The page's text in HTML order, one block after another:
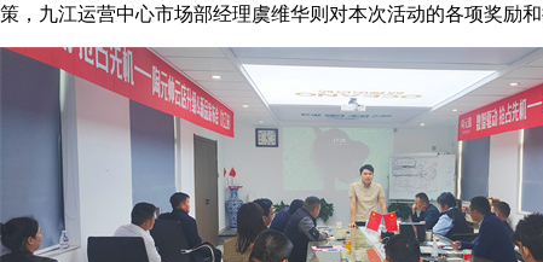
策，九江运营中心市场部经理虞维华则对本次活动的各项奖励和